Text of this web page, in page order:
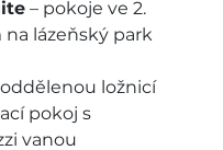
– pokoje ve 2.
lázeňský park
ložnicí
pokoj s
vanou